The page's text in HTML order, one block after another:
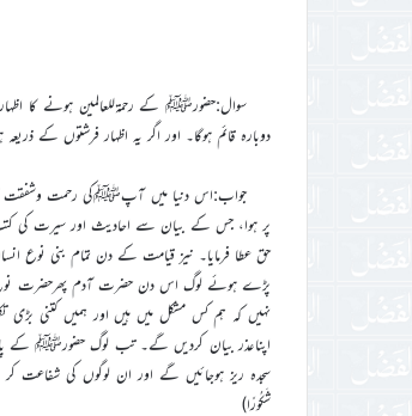
سوال:حضورﷺ کے رحمۃللعالمین ہونے کا
دوبارہ قائم ہوگا۔ اور اگر یہ اظہار فرشتوں
جواب:اس دنیا میں آپﷺکی رحمت وشفقت کا
پر ہوا، جس کے بیان سے احادیث اور سیرت کی
حق عطا فرمایا۔ نیز قیامت کے دن تمام بنی
پڑے ہوئے لوگ اس دن حضرت آدم پھرحضرت نوح
نہیں کہ ہم کس مشکل میں ہیں اور ہمیں کتنی
اپناعذر بیان کردیں گے۔ تب لوگ حضورﷺ کے
سجدہ ریز ہوجائیں گے اور ان لوگوں کی شفاعت
شَكُورًا)